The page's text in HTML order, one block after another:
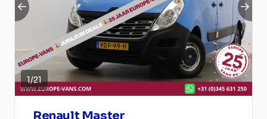
1/21
Renault Master